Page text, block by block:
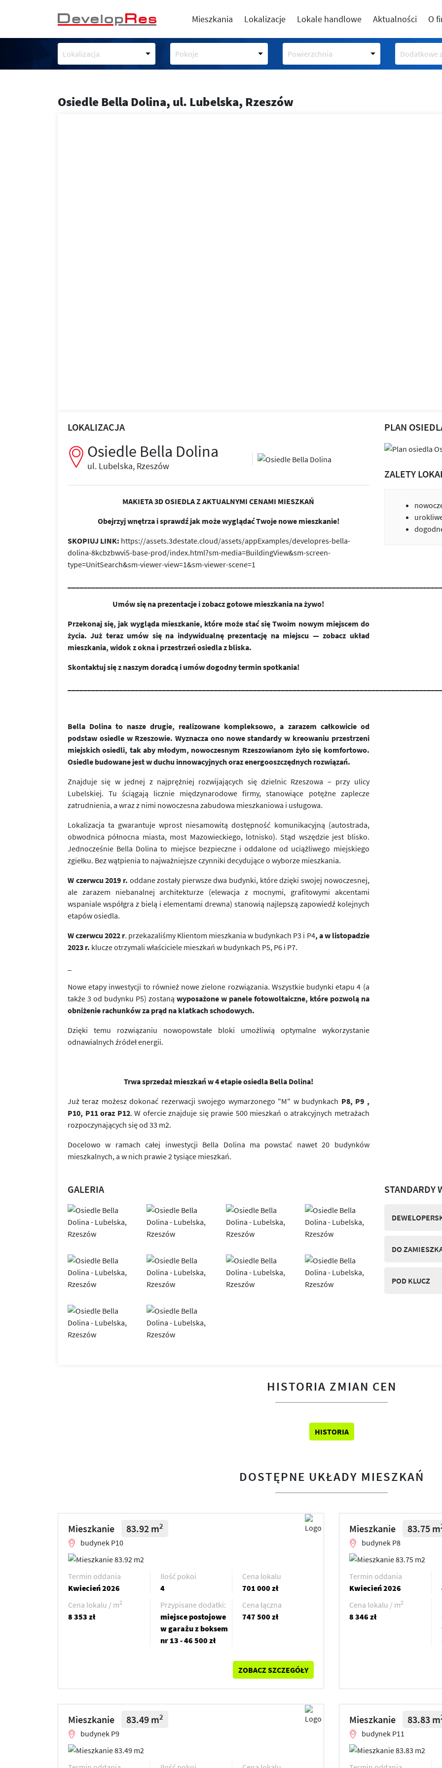
Mieszkania Lokalizacje Lokale handlowe Aktualności O
Lokalizacja Pokoje Powierzchnia Dodatkowe
Osiedle Bella Dolina, ul. Lubelska, Rzeszów
LOKALIZACJA
Osiedle Bella Dolina
ul. Lubelska, Rzeszów
MAKIETA 3D OSIEDLA Z AKTUALNYMI CENAMI MIESZKAŃ
Obejrzyj wnętrza i sprawdź jak może wyglądać Twoje nowe mieszkanie!
SKOPIUJ LINK: https://assets.3destate.cloud/assets/appExamples/developres-bella-
dolina-8kcbzbwvi5-base-prod/index.html?sm-media=BuildingView&sm-screen-
type=UnitSearch&sm-viewer-view=1&sm-viewer-scene=1
Umów się na prezentacje i zobacz gotowe mieszkania na żywo!
Przekonaj się, jak wygląda mieszkanie, które może stać się Twoim nowym miejscem do
życia. Już teraz umów się na indywidualnę prezentację na miejscu — zobacz układ
mieszkania, widok z okna i przestrzeń osiedla z bliska.
Skontaktuj się z naszym doradcą i umów dogodny termin spotkania!
Bella Dolina to nasze drugie, realizowane kompleksowo, a zarazem całkowicie od
podstaw osiedle w Rzeszowie. Wyznacza ono nowe standardy w kreowaniu przestrzeni
miejskich osiedli, tak aby młodym, nowoczesnym Rzeszowianom żyło się komfortowo.
Osiedle budowane jest w duchu innowacyjnych oraz energooszczędnych rozwiązań.
Znajduje się w jednej z najprężniej rozwijających się dzielnic Rzeszowa – przy ulicy
Lubelskiej. Tu ściągają licznie międzynarodowe firmy, stanowiące potężne zaplecze
zatrudnienia, a wraz z nimi nowoczesna zabudowa mieszkaniowa i usługowa.
Lokalizacja ta gwarantuje wprost niesamowitą dostępność komunikacyjną (autostrada,
obwodnica północna miasta, most Mazowieckiego, lotnisko). Stąd wszędzie jest blisko.
Jednocześnie Bella Dolina to miejsce bezpieczne i oddalone od uciążliwego miejskiego
zgiełku. Bez wątpienia to najważniejsze czynniki decydujące o wyborze mieszkania.
W czerwcu 2019 r. oddane zostały pierwsze dwa budynki, które dzięki swojej nowoczesnej,
ale zarazem niebanalnej architekturze (elewacja z mocnymi, grafitowymi akcentami
wspaniale współgra z bielą i elementami drewna) stanowią najlepszą zapowiedź kolejnych
etapów osiedla.
W czerwcu 2022 r. przekazaliśmy Klientom mieszkania w budynkach P3 i P4, a w listopadzie
2023 r. klucze otrzymali właściciele mieszkań w budynkach P5, P6 i P7.
Nowe etapy inwestycji to również nowe zielone rozwiązania. Wszystkie budynki etapu 4 (a
także 3 od budynku P5) zostaną wyposażone w panele fotowoltaiczne, które pozwolą na
obniżenie rachunków za prąd na klatkach schodowych.
Dzięki temu rozwiązaniu nowopowstałe bloki umożliwią optymalne wykorzystanie
odnawialnych źródeł energii.
Trwa sprzedaż mieszkań w 4 etapie osiedla Bella Dolina!
Już teraz możesz dokonać rezerwacji swojego wymarzonego "M" w budynkach P8, P9 ,
P10, P11 oraz P12. W ofercie znajduje się prawie 500 mieszkań o atrakcyjnych metrażach
rozpoczynających się od 33 m2.
Docelowo w ramach całej inwestycji Bella Dolina ma powstać nawet 20 budynków
mieszkalnych, a w nich prawie 2 tysiące mieszkań.
PLAN
ZALETY
GALERIA STANDARDY
DO
POD KLUCZ
HISTORIA ZMIAN CEN
HISTORIA
DOSTĘPNE UKŁADY MIESZKAŃ
Mieszkanie 83.92 m2
budynek P10
Termin oddania
Kwiecień 2026
Ilość pokoi
4
Cena lokalu
701 000 zł
Cena lokalu / m2
8 353 zł
Przypisane dodatki:
miejsce postojowe
w garażu z boksem
nr 13 - 46 500 zł
Cena łączna
747 500 zł
ZOBACZ SZCZEGÓŁY
Mieszkanie 83.75 m
budynek P8
Termin oddania
Kwiecień 2026
Cena lokalu / m2
8 346 zł
Mieszkanie 83.49 m2
budynek P9
Mieszkanie 83.83 m
budynek P11